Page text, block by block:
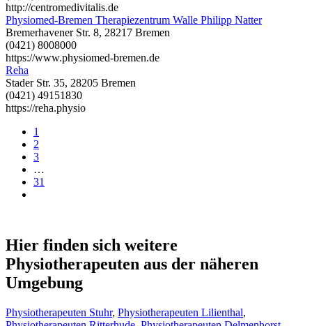
http://centromedivitalis.de
Physiomed-Bremen Therapiezentrum Walle Philipp Natter
Bremerhavener Str. 8, 28217 Bremen
(0421) 8008000
https://www.physiomed-bremen.de
Reha
Stader Str. 35, 28205 Bremen
(0421) 49151830
https://reha.physio
1
2
3
…
31
Hier finden sich weitere
Physiotherapeuten aus der näheren
Umgebung
Physiotherapeuten Stuhr, Physiotherapeuten Lilienthal,